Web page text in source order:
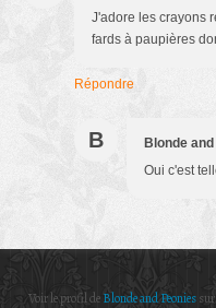
J'adore les crayons
fards à paupières
Répondre
B Blonde
Oui c'est
Voir le profil deBlonde and Peoniessur